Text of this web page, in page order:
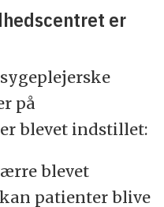
er
på
blevet indstillet:
blevet
patienter blive